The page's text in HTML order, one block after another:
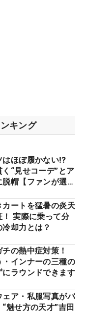
キング
はほぼ履かない⁉
“見せコーデ”とア
帽【ファンが選ぶ
カートを猛暑の炎天
！ 実際に乗って分
却力とは？
の熱中症対策！
・インナーの三種の
にラウンドできます
ェア・私服写真がバ
魅せ方の天才”吉田